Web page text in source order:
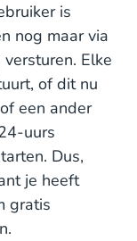
is
nog maar via
Elke
of dit nu
een ander
uurs
Dus,
je heeft
gratis